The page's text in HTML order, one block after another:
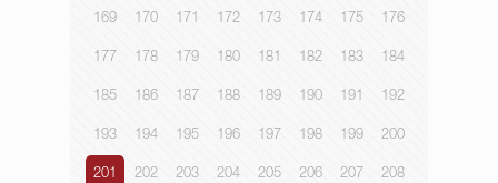
169 170 171 172 173 174 175 176
177 178 179 180 181 182 183 184
185 186 187 188 189 190 191 192
193 194 195 196 197 198 199 200
201 202 203 204 205 206 207 208